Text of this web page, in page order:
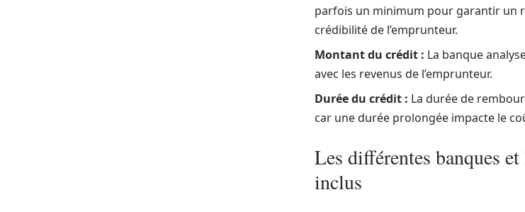
parfois un minimum pour garantir un
crédibilité de l’emprunteur.
Montant du crédit : La banque
avec les revenus de l’emprunteur.
Durée du crédit : La durée de
car une durée prolongée impacte le
Les différentes banques
inclus